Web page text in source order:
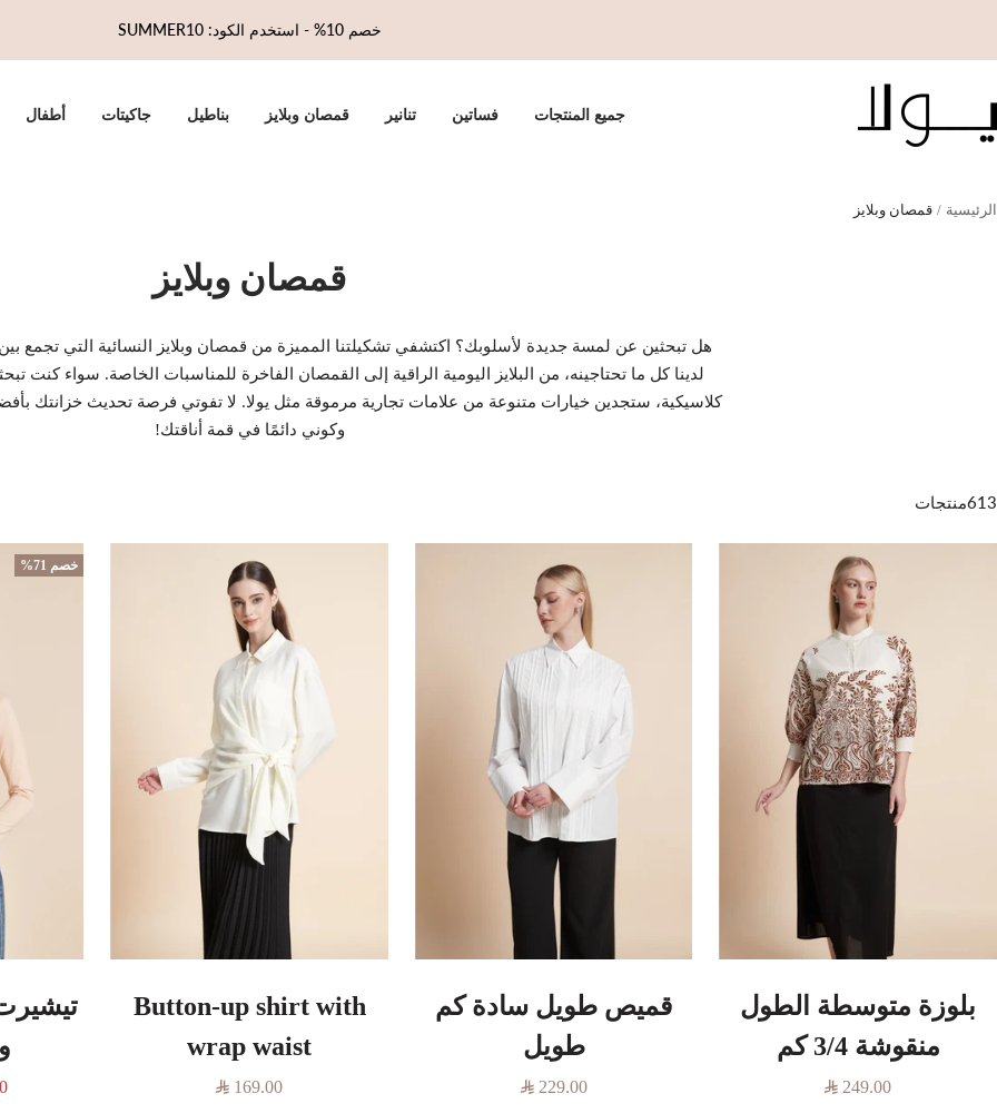
خصم 10% - استخدم الكود: SUMMER10
جميع المنتجات فساتين تنانير قمصان وبلايز بناطيل جاكيتات أطفال
الرئيسية قمصان وبلايز
قمصان وبلايز
هل تبحثين عن لمسة جديدة لأسلوبك؟ اكتشفي تشكيلتنا المميزة من قمصان وبلايز النسائية التي تجمع بين
لدينا كل ما تحتاجينه، من البلايز اليومية الراقية إلى القمصان الفاخرة للمناسبات الخاصة. سواء
كلاسيكية، ستجدين خيارات متنوعة من علامات تجارية مرموقة مثل يولا. لا تفوتي فرصة تحديث خزانتك
وكوني دائمًا في قمة أناقتك!
613منتجات
بلوزة متوسطة الطول
منقوشة 3/4 كم
السعر
249.00
قميص طويل سادة كم
طويل
السعر
229.00
Button-up shirt with
wrap waist
السعر
169.00
خصم 71%